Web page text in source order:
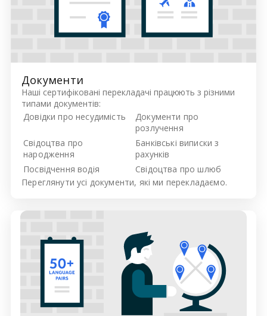
Документи
Наші сертифіковані перекладачі працюють з різними
типами документів:
Довідки про несудимість
Документи про
розлучення
Свідоцтва про
народження
Банківські виписки з
рахунків
Посвідчення водія
Свідоцтва про шлюб
Переглянути усі документи, які ми перекладаємо.